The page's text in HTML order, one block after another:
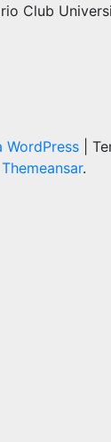
Club
WordPress
Themeansar.